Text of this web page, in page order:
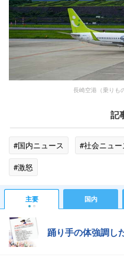
長崎空港（乗りも
記
#国内ニュース #社会ニュー
#激怒
主要 国内
踊り手の体強調し